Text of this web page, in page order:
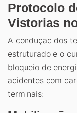
Protocolo
Vistorias
A condução dos
estruturado e o
bloqueio de
acidentes com
terminais: